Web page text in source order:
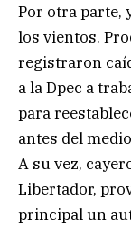
Por otra parte,
los vientos.
registraron
a la Dpec a
para
antes del
A su vez,
Libertador,
principal un